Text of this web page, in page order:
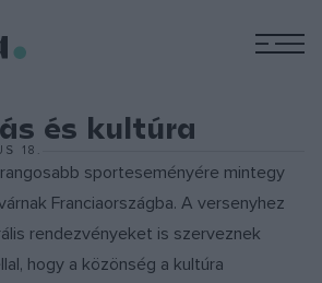
és kultúra
18.
sporteseményére mintegy
Franciaországba. A versenyhez
rendezvényeket is szerveznek
hogy a közönség a kultúra